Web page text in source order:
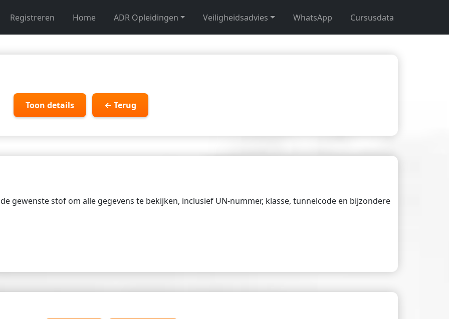
Registreren Home ADR Opleidingen Veiligheidsadvies WhatsApp Cursusdata
Toon details ← Terug
gewenste stof om alle gegevens te bekijken, inclusief UN-nummer, klasse, tunnelcode en bijzondere